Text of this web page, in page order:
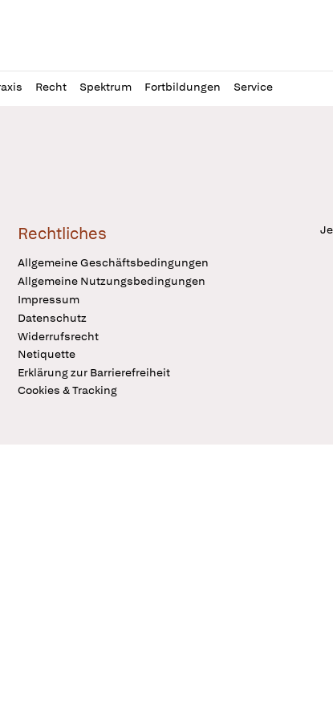
Recht Spektrum Fortbildungen Service
Rechtliches
Allgemeine Geschäftsbedingungen
Allgemeine Nutzungsbedingungen
Impressum
Datenschutz
Widerrufsrecht
Netiquette
Erklärung zur Barrierefreiheit
Cookies & Tracking